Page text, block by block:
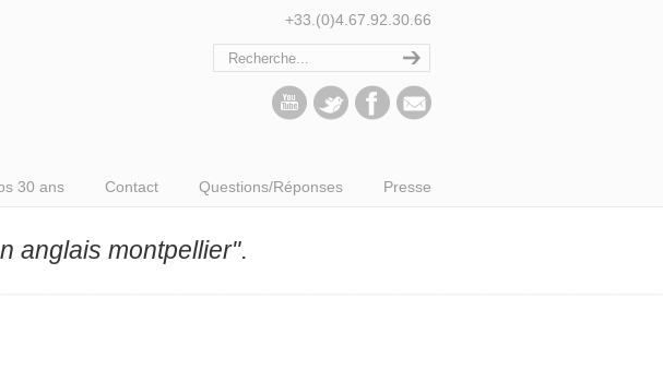
+33.(0)4.67.92.30.66
30 ans Contact Questions/Réponses Presse
anglais montpellier".